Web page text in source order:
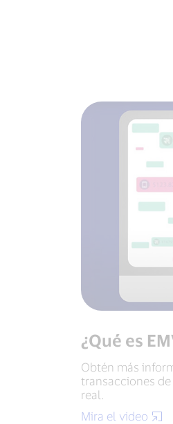
¿Qué es
Obtén más
transacciones
real.
Mira el video